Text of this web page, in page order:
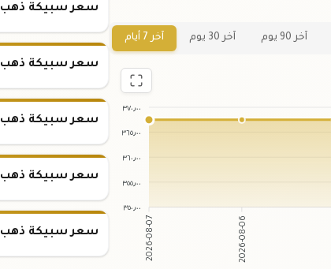
آخر 90 يوم آخر 30 يوم آخر 7 أيام
٣٧٠٫٠٠
٣٦٥٫٠٠
٣٦٠٫٠٠
٣٥٥٫٠٠
٣٥٠٫٠٠
2026-08-07 2026-08-06
سعر سبيكة ذهب ١٠ جرام عيار ٢٤
سعر سبيكة ذهب ٢٠ جرام عيار ٢٤
سعر سبيكة ذهب ٢٥ جرام عيار ٢٤
سعر سبيكة ذهب ٥٠ جرام عيار ٢٤
سعر سبيكة ذهب ١٠٠ جرام عيار ٢٤